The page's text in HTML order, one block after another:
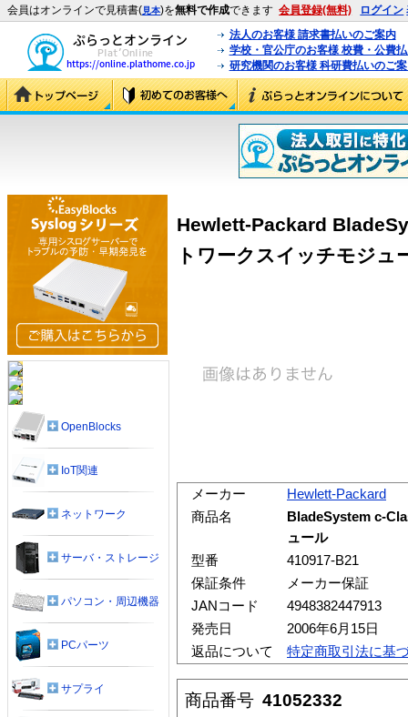
会員はオンラインで見積書(見本)を無料で作成できます 会員登録(無料) ログイン
法人のお客様 請求書払いのご案内
学校・官公庁のお客様 校費・公費
研究機関のお客様 科研費払いのご
Hewlett-Packard
トワークスイッチモジュ
メーカー
Hewlett-Packard
商品名
BladeSystem c-
ュール
型番
410917-B21
保証条件
メーカー保証
JANコード
4948382447913
発売日
2006年6月15日
返品について
特定商取引法に基
商品番号 41052332
OpenBlocks
IoT関連
ネットワーク
サーバ・ストレージ
パソコン・周辺機器
PCパーツ
サプライ